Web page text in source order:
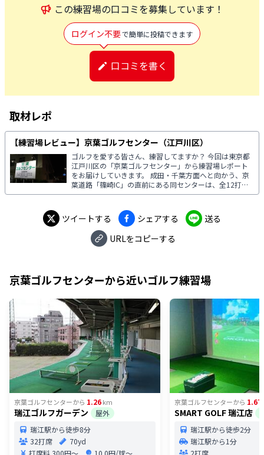
この練習場の口コミを募集しています！
ログイン不要で簡単に投稿できます
口コミを書く
取材レポ
【練習場レビュー】京葉ゴルフセンター（江戸川区）
ゴルフを愛する皆さん、練習してますか？ 今回は東京都
江戸川区の「京葉ゴルフセンター」から練習場レポート
をお届けしていきます。 成田・千葉方面へと向かう、京
葉道路「篠崎IC」の直前にある同センターは、全12打
席・70yardのこじんまりとしたドライビングレンジと、
た、家族経営風のアットホームな雰囲気も印象的です。
ツイートする シェアする
送る
URLをコピーする
京葉ゴルフセンターから近いゴルフ練習場
京葉ゴルフセンターから 1.26km
瑞江ゴルフガーデン
屋外
瑞江駅から徒歩8分
32打席
70yd
京葉ゴルフセンターから 1.67
SMART GOLF 瑞江店
瑞江駅から徒歩2分
瑞江駅から1分